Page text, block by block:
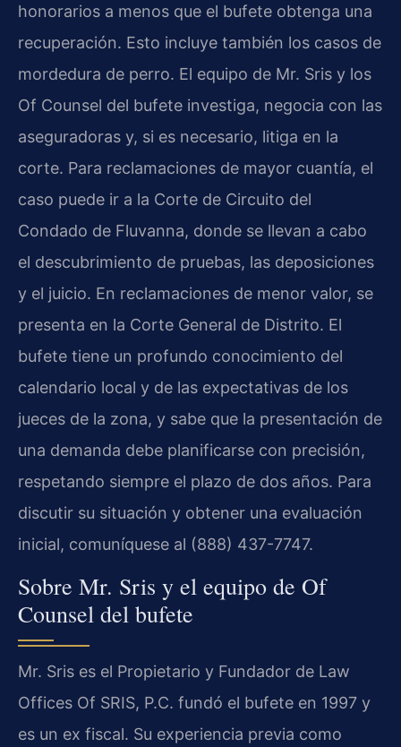
honorarios a menos que el bufete obtenga una
recuperación. Esto incluye también los casos de
mordedura de perro. El equipo de Mr. Sris y los
Of Counsel del bufete investiga, negocia con las
aseguradoras y, si es necesario, litiga en la
corte. Para reclamaciones de mayor cuantía, el
caso puede ir a la Corte de Circuito del
Condado de Fluvanna, donde se llevan a cabo
el descubrimiento de pruebas, las deposiciones
y el juicio. En reclamaciones de menor valor, se
presenta en la Corte General de Distrito. El
bufete tiene un profundo conocimiento del
calendario local y de las expectativas de los
jueces de la zona, y sabe que la presentación de
una demanda debe planificarse con precisión,
respetando siempre el plazo de dos años. Para
discutir su situación y obtener una evaluación
inicial, comuníquese al (888) 437-7747.
Sobre Mr. Sris y el equipo de Of
Counsel del bufete
Mr. Sris es el Propietario y Fundador de Law
Offices Of SRIS, P.C. fundó el bufete en 1997 y
es un ex fiscal. Su experiencia previa como